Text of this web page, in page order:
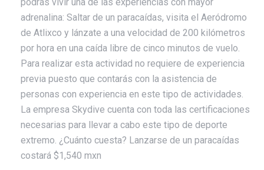
adrenalina: Saltar de un paracaídas, visita el Aeródromo
de Atlixco y lánzate a una velocidad de 200 kilómetros
por hora en una caída libre de cinco minutos de vuelo.
Para realizar esta actividad no requiere de experiencia
previa puesto que contarás con la asistencia de
personas con experiencia en este tipo de actividades.
La empresa Skydive cuenta con toda las certificaciones
necesarias para llevar a cabo este tipo de deporte
extremo. ¿Cuánto cuesta? Lanzarse de un paracaídas
costará $1,540 mxn